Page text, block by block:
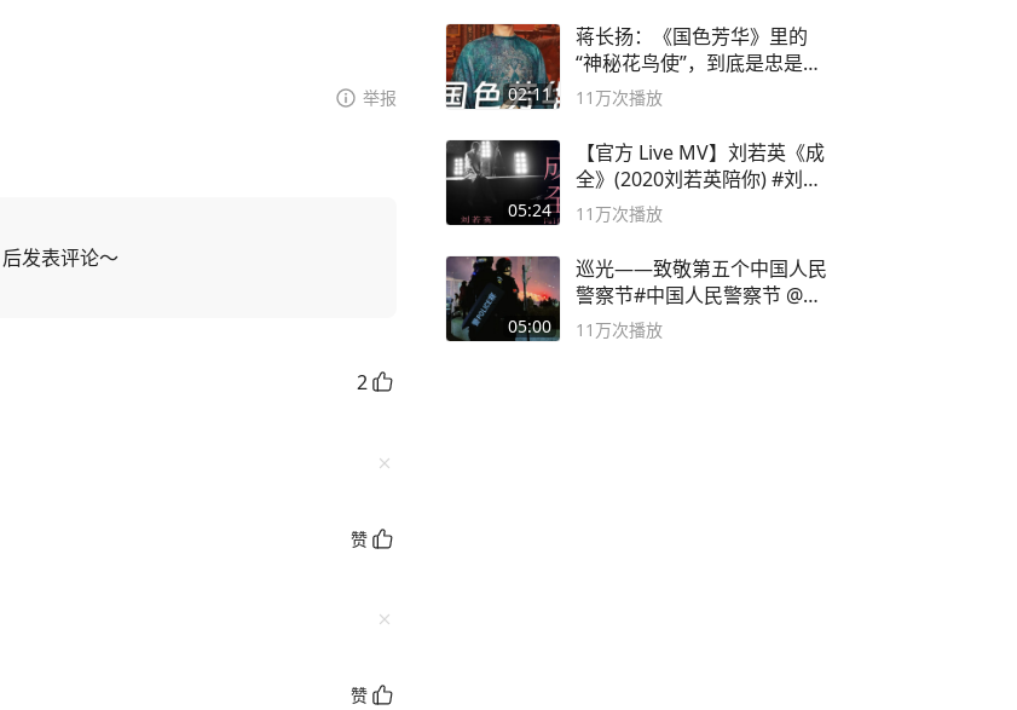
举报
后发表评论～
2
赞
赞
02:11
蒋长扬：《国色芳华》里的
“神秘花鸟使”，到底是忠是
奸？
11万次播放
05:24
【官方 Live MV】刘若英《成
全》(2020刘若英陪你) #刘若
英 #成全
11万次播放
05:00
巡光——致敬第五个中国人民
警察节#中国人民警察节 @抖
音小助手
11万次播放